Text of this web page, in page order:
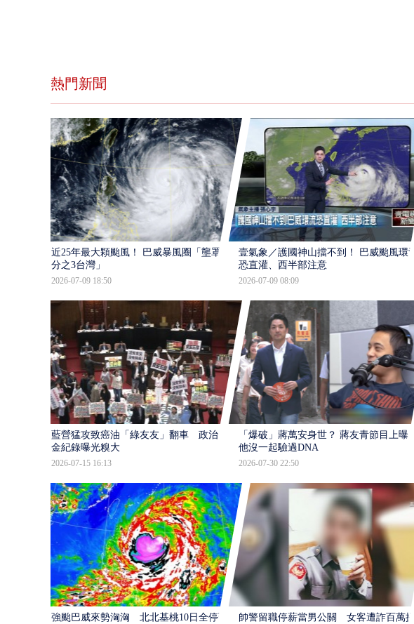
熱門新聞
近25年最大顆颱風！ 巴威暴風圈「壟罩4
分之3台灣」
2026-07-09 18:50
壹氣象／護國神山擋不到！ 巴威颱風環流
恐直灌、西半部注意
2026-07-09 08:09
藍營猛攻致癌油「綠友友」翻車 政治獻
金紀錄曝光糗大
2026-07-15 16:13
「爆破」蔣萬安身世？ 蔣友青節目上曝：
他沒一起驗過DNA
2026-07-30 22:50
強颱巴威來勢洶洶 北北基桃10日全停班
帥警留職停薪當男公關 女客遭詐百萬提